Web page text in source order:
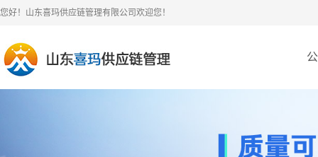
您好！山东喜玛供应链管理有限公司欢迎您！